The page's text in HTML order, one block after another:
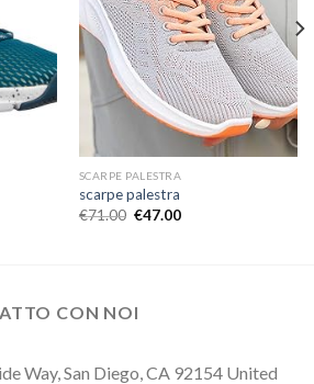
SCARPE PALESTRA
scarpe palestra
€71.00 €47.00
CON NOI
Way, San Diego, CA 92154 United